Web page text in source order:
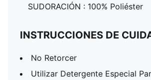
SUDORACIÓN : 100% Poliéster
INSTRUCCIONES DE
No Retorcer
Utilizar Detergente Especial